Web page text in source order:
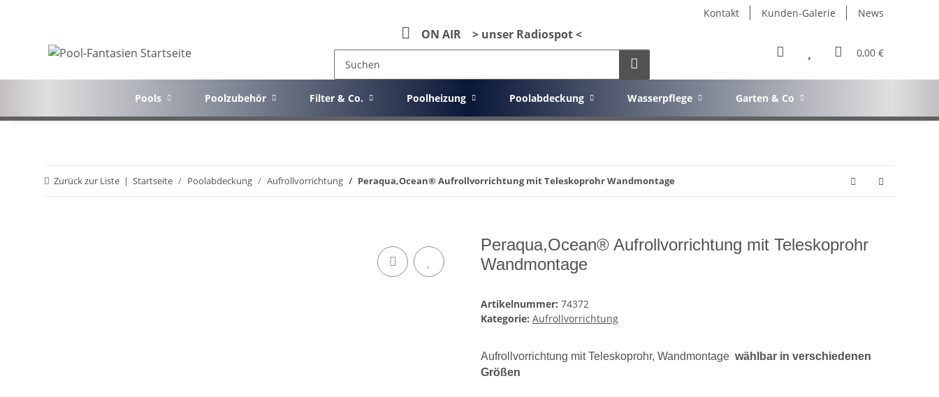
Kontakt Kunden-Galerie News
ON AIR > unser Radiospot <
0,00 €
Pools Poolzubehör Filter & Co. Poolheizung Poolabdeckung Wasserpflege Garten & Co
Zurück zur Liste Startseite Poolabdeckung Aufrollvorrichtung Peraqua,Ocean® Aufrollvorrichtung mit Teleskoprohr Wandmontage
Peraqua,Ocean® Aufrollvorrichtung mit Teleskoprohr
Wandmontage
Artikelnummer: 74372
Kategorie: Aufrollvorrichtung
Aufrollvorrichtung mit Teleskoprohr, Wandmontage wählbar in verschiedenen
Größen